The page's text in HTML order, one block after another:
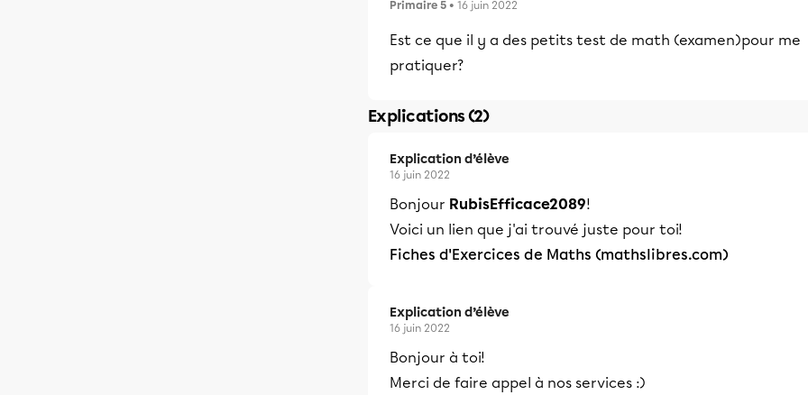
Primaire 5 • 16 juin 2022
Est ce que il y a des petits test de math (examen)pour me
pratiquer?
Explications (2)
Explication d’élève
16 juin 2022
Bonjour RubisEfficace2089!
Voici un lien que j'ai trouvé juste pour toi!
Fiches d'Exercices de Maths (mathslibres.com)
Explication d’élève
16 juin 2022
Bonjour à toi!
Merci de faire appel à nos services :)